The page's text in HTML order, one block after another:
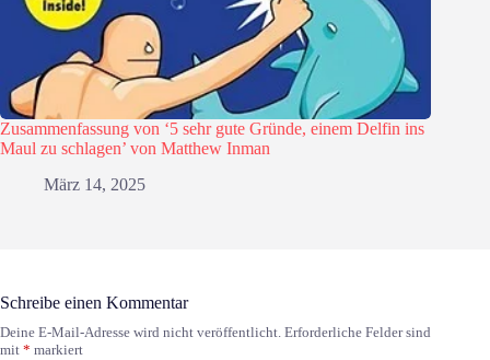
Zusammenfassung von ‘5 sehr gute Gründe, einem Delfin ins
Maul zu schlagen’ von Matthew Inman
März 14, 2025
Schreibe einen Kommentar
Deine E-Mail-Adresse wird nicht veröffentlicht. Erforderliche Felder sind
mit * markiert